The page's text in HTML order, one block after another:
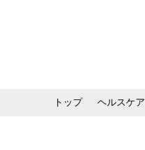
トップ ヘルスケア